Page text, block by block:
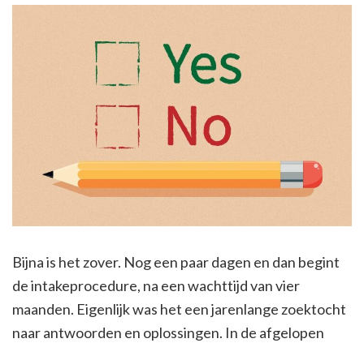
Bijna is het zover. Nog een paar dagen en dan begint
de intakeprocedure, na een wachttijd van vier
maanden. Eigenlijk was het een jarenlange zoektocht
naar antwoorden en oplossingen. In de afgelopen